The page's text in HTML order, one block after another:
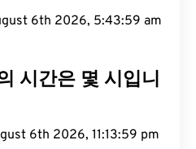
6th 2026, 5:44:00 am
시간은 몇 시입니
6th 2026, 11:14:00 pm